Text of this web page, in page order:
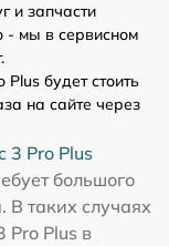
и запчасти
- мы в сервисном
будет стоить
на сайте через
3 Pro Plus
большого
В таких случаях
Pro Plus в